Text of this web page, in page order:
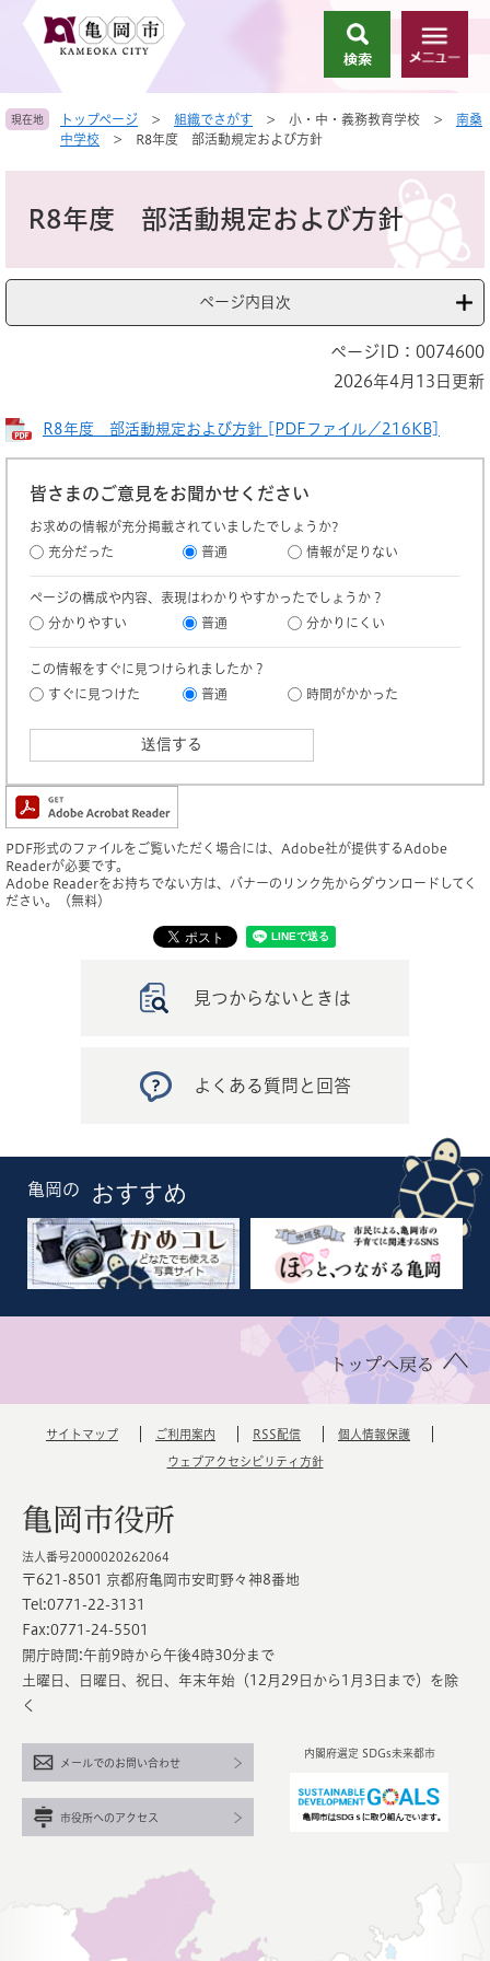
頭
す
飛
し
索
メ
ニ
ー
現在地 トップページ > 組織でさがす > 小・中・義務教育学校 >
南桑
中学校
> R8年度 部活動規定および方針
R8年度 部活動規定および方針
ページ内目次
ページID：0074600
2026年4月13日更新
R8年度 部活動規定および方針 [PDFファイル／216KB]
皆さまのご意見をお聞かせください
お求めの情報が充分掲載されていましたでしょうか?
充分だった
普通 情報が足りない
ページの構成や内容、表現はわかりやすかったでしょうか？
分かりやすい
普通 分かりにくい
この情報をすぐに見つけられましたか？
すぐに見つけた
普通 時間がかかった
PDF形式のファイルをご覧いただく場合には、Adobe社が提供するAdobe
Readerが必要です。
Adobe Readerをお持ちでない方は、バナーのリンク先からダウンロードしてく
ださい。（無料）
見つからないときは
よくある質問と回答
亀岡の おすすめ
トップへ戻る
サイトマップ ご利用案内 RSS配信 個人情報保護
ウェブアクセシビリティ方針
亀岡市役所
法人番号2000020262064
〒621-8501 京都府亀岡市安町野々神8番地
Tel:0771-22-3131
Fax:0771-24-5501
開庁時間:午前9時から午後4時30分まで
土曜日、日曜日、祝日、年末年始（12月29日から1月3日まで）を除
く
内閣府選定 SDGs未来都市
メールでのお問い合わせ
市役所へのアクセス